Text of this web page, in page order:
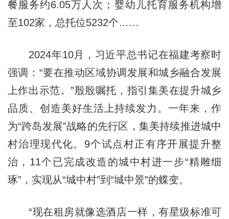
餐服务约6.05万人次；婴幼儿托育服务机构增
至102家，总托位5232个……
2024年10月，习近平总书记在福建考察时
强调：“要在推动区域协调发展和城乡融合发展
上作出示范。”殷殷嘱托，指引集美在提升城乡
品质、创造美好生活上持续发力。一年来，作
为“跨岛发展”战略的先行区，集美持续推进城中
村治理现代化。9个试点村正有序开展提升整
治，11个已完成改造的城中村进一步“精雕细
琢”，实现从“城中村”到“城中景”的蝶变。
“现在租房就像选酒店一样，有星级标准可